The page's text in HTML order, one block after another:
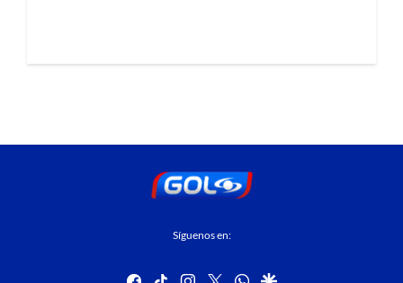
Síguenos en:
facebook
tiktok instagram
twitterwhatsapp
google